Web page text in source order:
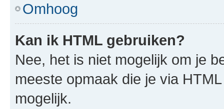
Omhoog
Kan ik HTML gebruiken?
Nee, het is niet mogelijk om je
meeste opmaak die je via
mogelijk.